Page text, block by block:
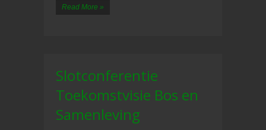
Read More »
Slotconferentie
Toekomstvisie Bos en
Samenleving